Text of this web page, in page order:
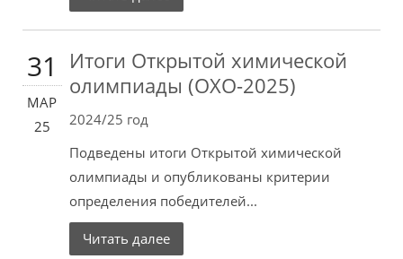
31
МАР
25
Итоги Открытой химической
олимпиады (ОХО-2025)
2024/25 год
Подведены итоги Открытой химической
олимпиады и опубликованы критерии
определения победителей...
Читать далее